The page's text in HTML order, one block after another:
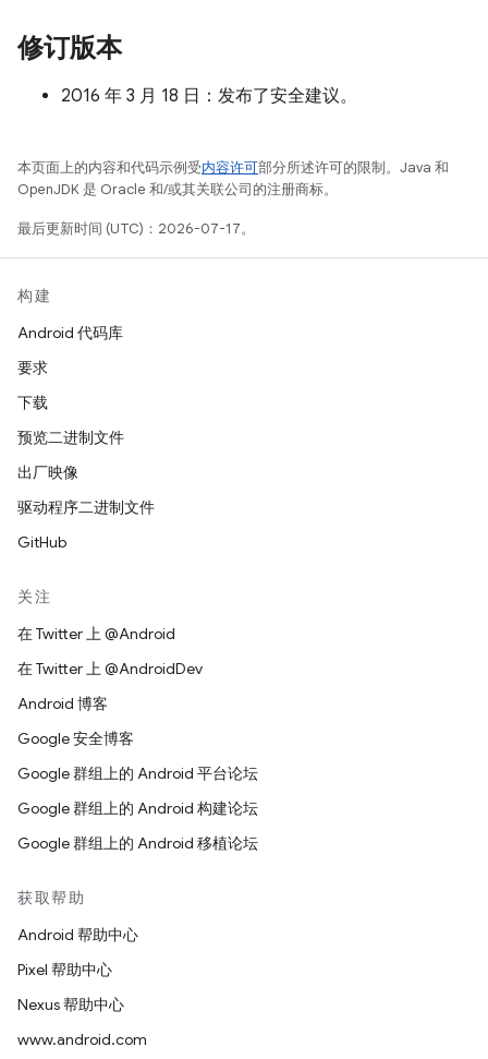
修订版本
2016 年 3 月 18 日：发布了安全建议。
本页面上的内容和代码示例受内容许可部分所述许可的限制。Java 和
OpenJDK 是 Oracle 和/或其关联公司的注册商标。
最后更新时间 (UTC)：2026-07-17。
构建
Android 代码库
要求
下载
预览二进制文件
出厂映像
驱动程序二进制文件
GitHub
关注
在 Twitter 上 @Android
在 Twitter 上 @AndroidDev
Android 博客
Google 安全博客
Google 群组上的 Android 平台论坛
Google 群组上的 Android 构建论坛
Google 群组上的 Android 移植论坛
获取帮助
Android 帮助中心
Pixel 帮助中心
Nexus 帮助中心
www.android.com